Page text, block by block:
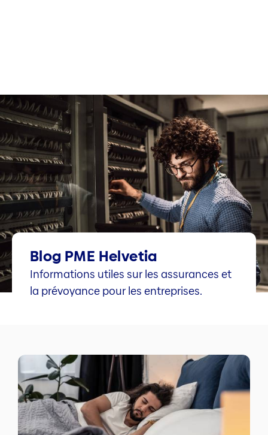
Blog PME Helvetia
Informations utiles sur les assurances et
la prévoyance pour les entreprises.